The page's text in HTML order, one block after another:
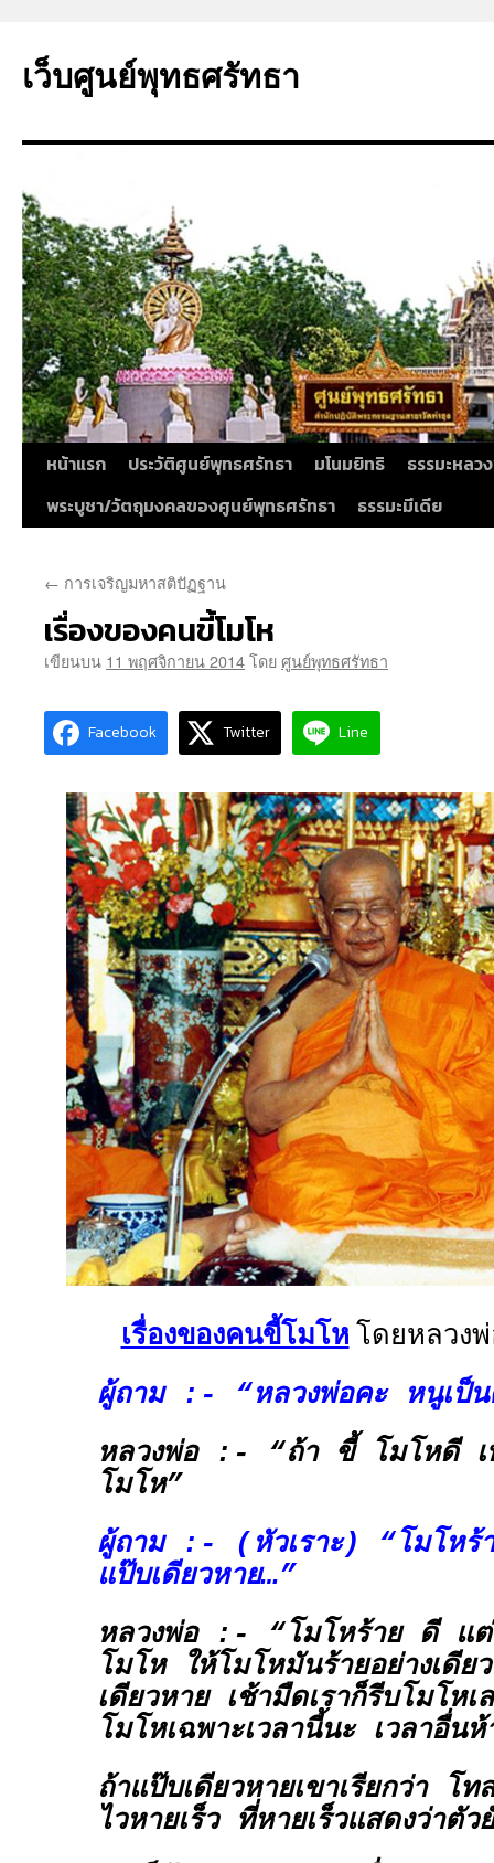
ยัง
เว็บศูนย์พุทธศรัทธา
หน้าแรก ประวัติศูนย์พุทธศรัทธา มโนมยิทธิ
ธรรมะหลว
พระบูชา/วัตถุมงคลของศูนย์พุทธศรัทธา
ธรรมะมีเดีย
← การเจริญมหาสติปัฏฐาน
เรื่องของคนขี้โมโห
เขียนบน 11 พฤศจิกายน 2014โดยศูนย์พุทธศรัทธา
Facebook Twitter Line
เรื่องของคนขี้โมโห โดยหลวง
ผู้ถาม :- “หลวงพ่อคะ หนูเป็น
หลวงพ่อ :- “ถ้า ขี้โมโหดี เพ
โมโห”
ผู้ถาม :- (หัวเราะ) “โมโหร้
แป๊บเดียวหาย…”
หลวงพ่อ :- “โมโหร้าย ดี แต่
โมโห ให้โมโหมันร้ายอย่างเดี
เดียวหาย เช้ามืดเราก็รีบโมโห
โมโหเฉพาะเวลานี้นะ เวลาอื่น
ถ้าแป๊บเดียวหายเขาเรียกว่า
โท
ไวหายเร็ว ที่หายเร็วแสดงว่าตัว